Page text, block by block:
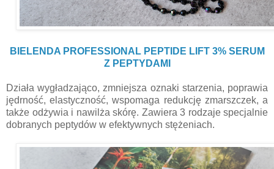
BIELENDA PROFESSIONAL PEPTIDE LIFT 3% SERUM
Z PEPTYDAMI
Działa wygładzająco, zmniejsza oznaki starzenia, poprawia
jędrność, elastyczność, wspomaga redukcję zmarszczek, a
także odżywia i nawilża skórę. Zawiera 3 rodzaje specjalnie
dobranych peptydów w efektywnych stężeniach.